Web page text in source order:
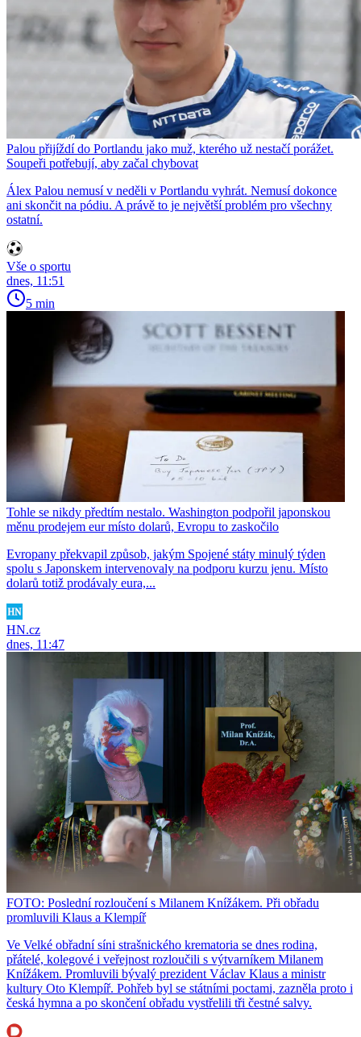
Palou přijíždí do Portlandu jako muž, kterého už nestačí porážet.
Soupeři potřebují, aby začal chybovat
Álex Palou nemusí v neděli v Portlandu vyhrát. Nemusí dokonce
ani skončit na pódiu. A právě to je největší problém pro všechny
ostatní.
Vše o sportu
dnes, 11:51
5 min
Tohle se nikdy předtím nestalo. Washington podpořil japonskou
měnu prodejem eur místo dolarů, Evropu to zaskočilo
Evropany překvapil způsob, jakým Spojené státy minulý týden
spolu s Japonskem intervenovaly na podporu kurzu jenu. Místo
dolarů totiž prodávaly eura,...
HN.cz
dnes, 11:47
FOTO: Poslední rozloučení s Milanem Knížákem. Při obřadu
promluvili Klaus a Klempíř
Ve Velké obřadní síni strašnického krematoria se dnes rodina,
přátelé, kolegové i veřejnost rozloučili s výtvarníkem Milanem
Knížákem. Promluvili bývalý prezident Václav Klaus a ministr
kultury Oto Klempíř. Pohřeb byl se státními poctami, zazněla proto i
česká hymna a po skončení obřadu vystřelili tři čestné salvy.